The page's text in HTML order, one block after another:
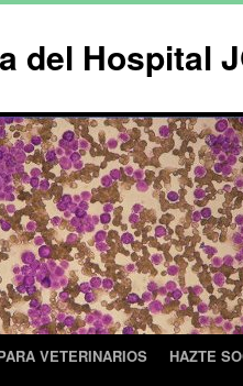
del Hospital
VETERINARIOS
HAZTE